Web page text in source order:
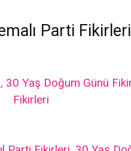
Parti Fikirleri